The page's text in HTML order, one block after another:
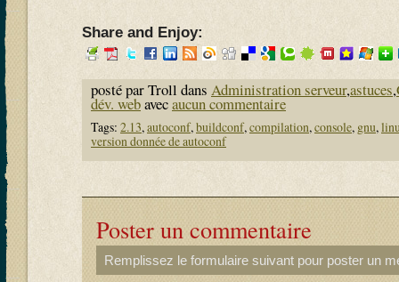
Share and Enjoy:
posté par Troll dans Administration serveur,astuces,
dév. webavecaucun commentaire
Tags: 2.13,autoconf,buildconf,compilation,console, gnu,
version donnée de autoconf
Poster un commentaire
Remplissez le formulaire suivant pour poster un